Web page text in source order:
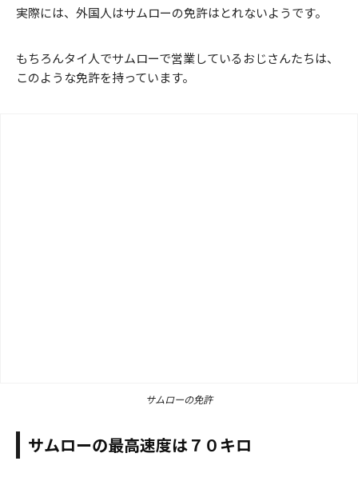
実際には、外国人はサムローの免許はとれないようです。
もちろんタイ人でサムローで営業しているおじさんたちは、
このような免許を持っています。
サムローの免許
サムローの最高速度は７０キロ